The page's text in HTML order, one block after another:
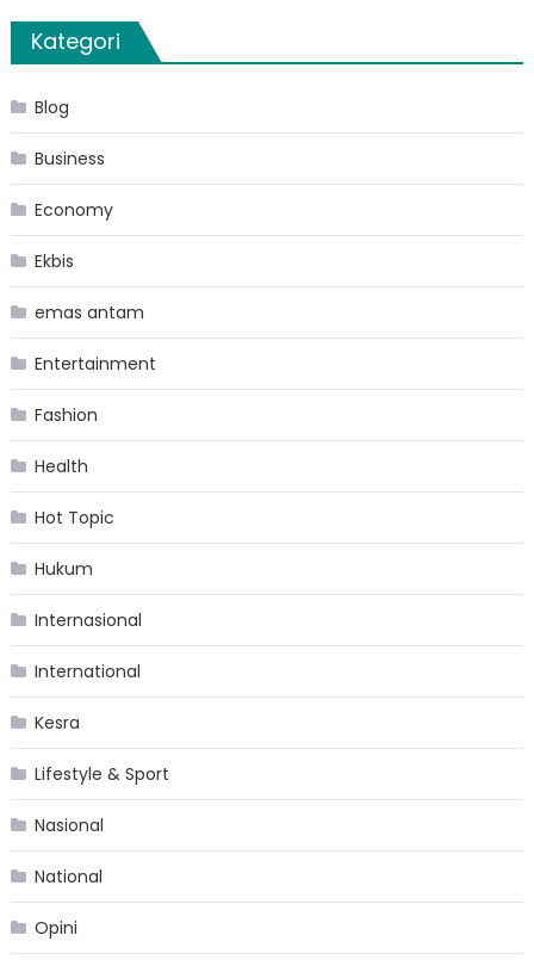
Kategori
Blog
Business
Economy
Ekbis
emas antam
Entertainment
Fashion
Health
Hot Topic
Hukum
Internasional
International
Kesra
Lifestyle & Sport
Nasional
National
Opini